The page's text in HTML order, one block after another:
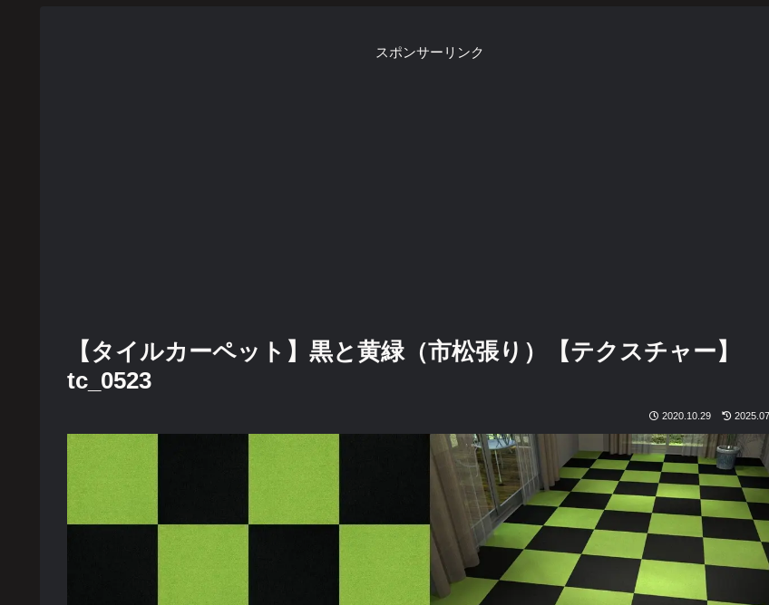
スポンサーリンク
【タイルカーペット】黒と黄緑（市松張り）【テクスチャー】
tc_0523
2020.10.29